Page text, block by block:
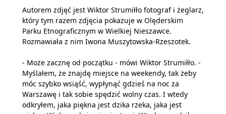
Autorem zdjęć jest Wiktor Strumiłło fotograf i żeglarz,
który tym razem zdjęcia pokazuje w Olęderskim
Parku Etnograficznym w Wielkiej Nieszawce.
Rozmawiała z nim Iwona Muszytowska-Rzeszotek.
- Może zacznę od początku - mówi Wiktor Strumiłło. -
Myślałem, że znajdę miejsce na weekendy, tak żeby
móc szybko wsiąść, wypłynąć gdzieś na noc za
Warszawę i tak sobie spędzić wolny czas. I wtedy
odkryłem, jaka piękna jest dzika rzeka, jaka jest